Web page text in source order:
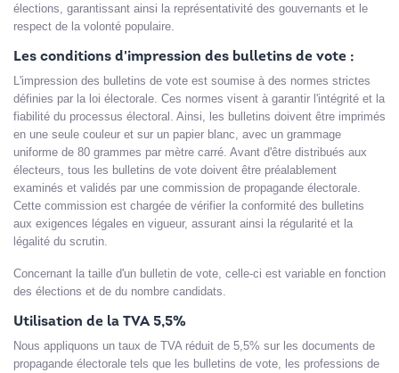
élections, garantissant ainsi la représentativité des gouvernants et le
respect de la volonté populaire.
Les conditions d'impression des bulletins de vote :
L'impression des bulletins de vote est soumise à des normes strictes
définies par la loi électorale. Ces normes visent à garantir l'intégrité et la
fiabilité du processus électoral. Ainsi, les bulletins doivent être imprimés
en une seule couleur et sur un papier blanc, avec un grammage
uniforme de 80 grammes par mètre carré. Avant d'être distribués aux
électeurs, tous les bulletins de vote doivent être préalablement
examinés et validés par une commission de propagande électorale.
Cette commission est chargée de vérifier la conformité des bulletins
aux exigences légales en vigueur, assurant ainsi la régularité et la
légalité du scrutin.
Concernant la taille d'un bulletin de vote, celle-ci est variable en fonction
des élections et de du nombre candidats.
Utilisation de la TVA 5,5%
Nous appliquons un taux de TVA réduit de 5,5% sur les documents de
propagande électorale tels que les bulletins de vote, les professions de